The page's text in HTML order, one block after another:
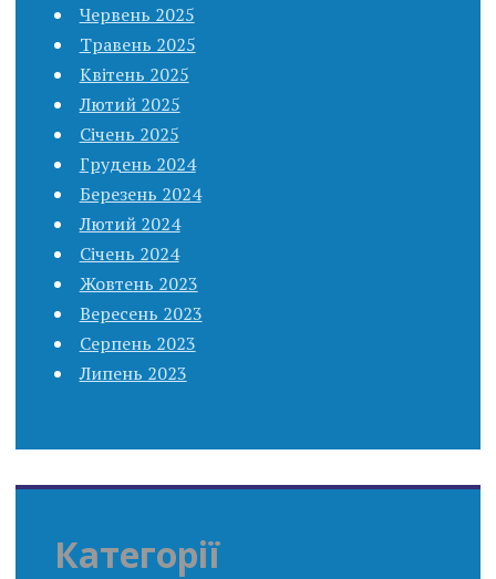
Червень 2025
Травень 2025
Квітень 2025
Лютий 2025
Січень 2025
Грудень 2024
Березень 2024
Лютий 2024
Січень 2024
Жовтень 2023
Вересень 2023
Серпень 2023
Липень 2023
Категорії